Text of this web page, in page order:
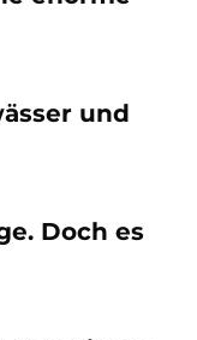
und
Doch es